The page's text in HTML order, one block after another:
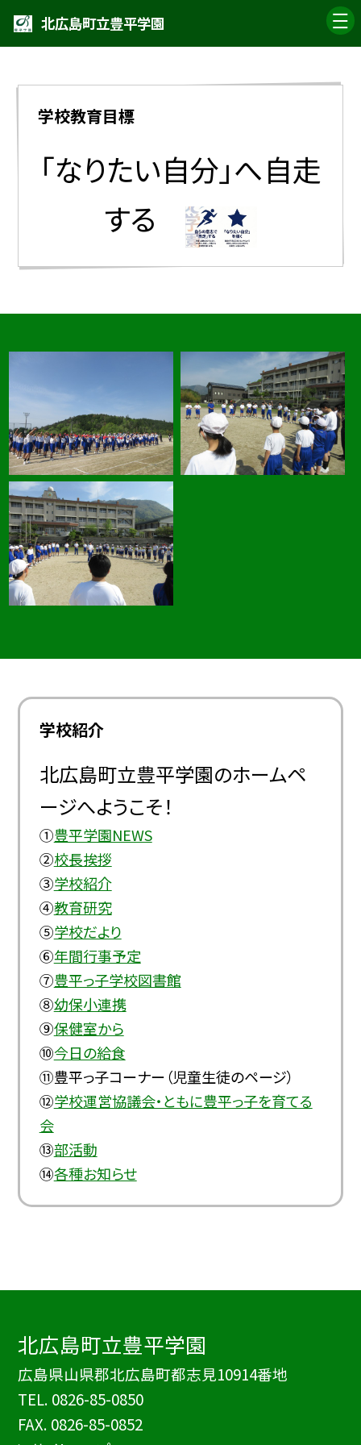
北広島町立豊平学園
学校教育目標
「なりたい自分」へ自走
する
学校紹介
北広島町立豊平学園のホームペ
ージへようこそ！
①豊平学園NEWS
②校長挨拶
③学校紹介
④教育研究
⑤学校だより
⑥年間行事予定
⑦豊平っ子学校図書館
⑧幼保小連携
⑨保健室から
⑩今日の給食
⑪豊平っ子コーナー（児童生徒のページ）
⑫学校運営協議会・ともに豊平っ子を育てる
会
⑬部活動
⑭各種お知らせ
北広島町立豊平学園
広島県山県郡北広島町都志見10914番地
TEL. 0826-85-0850
FAX. 0826-85-0852